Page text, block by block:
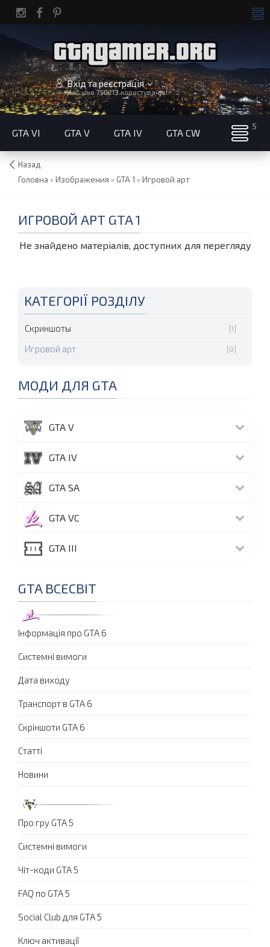
Вхід та реєстрація
Нас уже750213користувачів!
GTA VI GTA V GTA IV GTA CW
Назад
Головна »Изображения » GTA 1 »Игровой арт
ИГРОВОЙ АРТ GTA 1
Не знайдено матеріалів, доступних для перегляду
КАТЕГОРІЇ РОЗДІЛУ
Скриншоты [1]
Игровой арт [0]
МОДИ ДЛЯ GTA
GTA V
GTA IV
GTA SA
GTA VC
GTA III
GTA ВСЕСВІТ
Інформація про GTA 6
Системні вимоги
Дата виходу
Транспорт в GTA 6
Скріншоти GTA 6
Статті
Новини
Про гру GTA 5
Системні вимоги
Чіт-коди GTA 5
FAQ по GTA 5
Social Club для GTA 5
Ключ активації